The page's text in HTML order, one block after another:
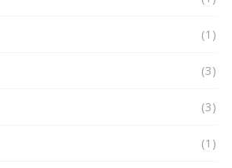
(1)
(3)
(3)
(1)